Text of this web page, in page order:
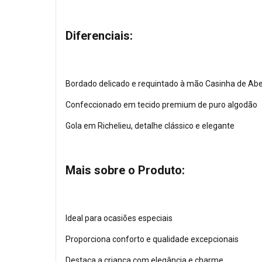
Diferenciais:
Bordado delicado e requintado à mão Casinha de
Confeccionado em tecido premium de puro algodão
Gola em Richelieu, detalhe clássico e elegante
Mais sobre o Produto:
Ideal para ocasiões especiais
Proporciona conforto e qualidade excepcionais